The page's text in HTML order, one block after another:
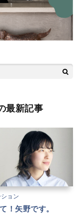
最新記事
ション
！矢野です。